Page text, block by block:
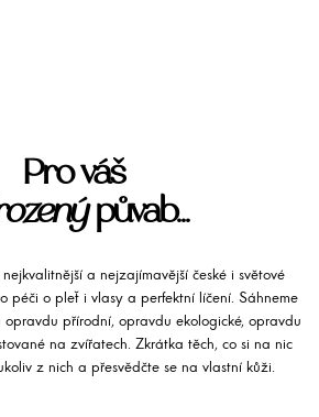
Pro váš
půvab...
a nejzajímavější české i světové
péči o pleť i vlasy a perfektní líčení. Sáhneme
přírodní, opravdu ekologické, opravdu
na zvířatech. Zkrátka těch, co si na nic
z nich a přesvědčte se na vlastní kůži.